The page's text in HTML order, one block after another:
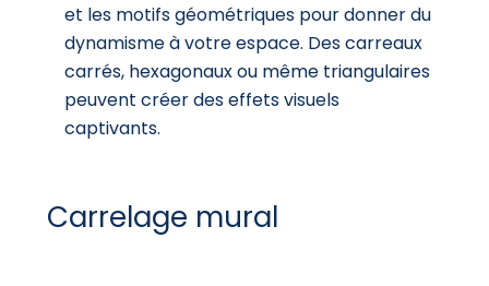
et les motifs géométriques pour donner du
dynamisme à votre espace. Des carreaux
carrés, hexagonaux ou même triangulaires
peuvent créer des effets visuels
captivants.
Carrelage mural